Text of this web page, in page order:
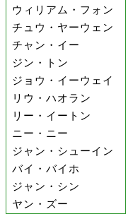
ウィリアム・フォン
チュウ・ヤーウェン
チャン・イー
ジン・トン
ジョウ・イーウェイ
リウ・ハオラン
リー・イートン
ニー・ニー
ジャン・シューイン
バイ・バイホ
ジャン・シン
ヤン・ズー